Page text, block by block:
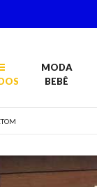
MODA
BEBÊ